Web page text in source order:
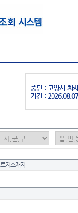
중단 : 고양시 차
기간 :
토지소재지